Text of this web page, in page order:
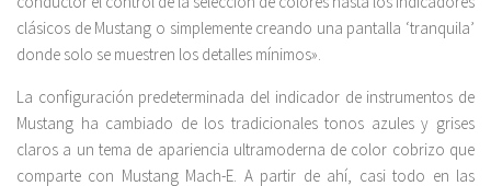
clásicos de Mustang o simplemente creando una pantalla ‘tranquila’
donde solo se muestren los detalles mínimos».
La configuración predeterminada del indicador de instrumentos de
Mustang ha cambiado de los tradicionales tonos azules y grises
claros a un tema de apariencia ultramoderna de color cobrizo que
comparte con Mustang Mach-E. A partir de ahí, casi todo en las